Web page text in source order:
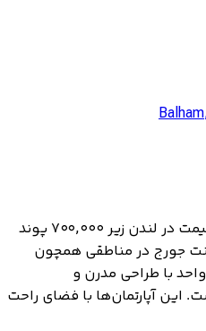
Balham
آیا به دنبال خرید خانه‌ای ارزان‌قیمت در لندن زیر ۷۰۰,۰۰۰ پوند
باغ‌های سنت جورج در مناطقی همچون
بالهام و کالیئرز وود، شامل ۷۲ واحد با طراحی مدرن و
۵۷۵,۰۰۰ پوند است. این آپارتمان‌ها با فضای راحت